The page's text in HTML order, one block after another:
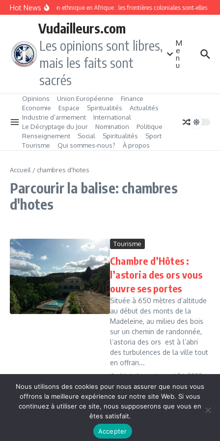
Aller au contenu
Hot NewsDivision ethnique en Afrique : les frontières coloniales sont‑elles
Vudailleurs.com
Les opinions sont libres,
mais les faits sont
sacrés
M
e
n
u
Opinions Union Européenne
Finance
Economie
Espace Spiritualités
Actualités
Industrie d’armement
International
Le Décryptage du Jour
Nomination
Politique
Renseignement
Social Spiritualités
Sport
Tourisme
Qui sommes‑nous? À propos
Accueil / chambres d'hotes
Parcourir la balise: chambres
d'hotes
Tourisme
Chambre d’Hôtes :
l’astoria des ors vous
ouvre ses portes
Située à 650 mètres d’altitude
au début des monts de la
Madeleine, au milieu des bois
sur un chemin de randonnée,
l’astoria des ors est à l’abri
des turbulences de la ville tout
en offran...
Cedric Leboussi mai 26, 2020
Read More
Copyright © 2026 Vudailleurs.com | Réalisé par
d'actualités X
Nous utilisons des cookies pour nous assurer que nous vous
offrons la meilleure expérience sur notre site Web. Si vous
continuez à utiliser ce site, nous supposerons que vous en
êtes satisfait.
Accepter